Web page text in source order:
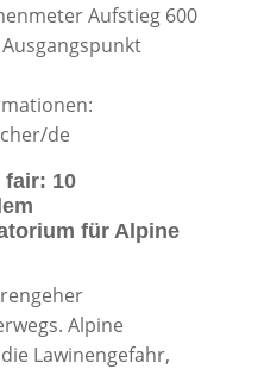
Aufstieg 600
de
fair: 10
für Alpine
Alpine
Lawinengefahr,